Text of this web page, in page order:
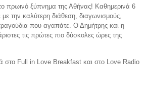
πρωινό ξύπνημα της Αθήνας! Καθημερινά 6
την καλύτερη διάθεση, διαγωνισμούς,
που αγαπάτε. Ο Δημήτρης και η
τις πρώτες πιο δύσκολες ώρες της
στο Full in Love Breakfast και στο Love Radio